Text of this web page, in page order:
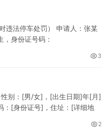
违法停车处罚） 申请人：张某
身份证号码：
3
别：[男/女]，[出生日期]年[月]
：[身份证号]，住址：[详细地
2